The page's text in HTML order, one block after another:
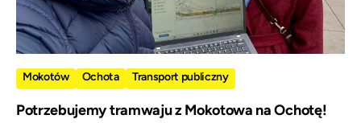
Mokotów Ochota Transport publiczny
Potrzebujemy tramwaju z Mokotowa na Ochotę!